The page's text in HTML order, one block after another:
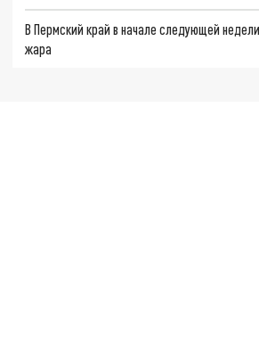
В Пермский край в начале следующей
жара